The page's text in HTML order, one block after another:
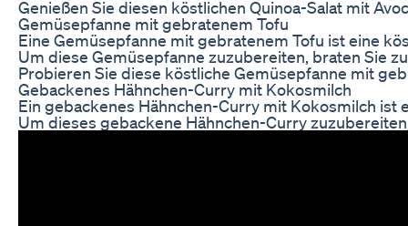
Genießen Sie diesen köstlichen Quinoa-Salat mit
Gemüsepfanne mit gebratenem Tofu
Eine Gemüsepfanne mit gebratenem Tofu ist eine
Um diese Gemüsepfanne zuzubereiten, braten Sie
Probieren Sie diese köstliche Gemüsepfanne mit
Gebackenes Hähnchen-Curry mit Kokosmilch
Ein gebackenes Hähnchen-Curry mit Kokosmilch
Um dieses gebackene Hähnchen-Curry